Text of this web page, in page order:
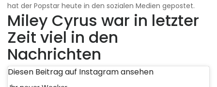
hat der Popstar heute in den sozialen Medien gepostet.
Miley Cyrus war in letzter
Zeit viel in den
Nachrichten
Diesen Beitrag auf Instagram ansehen